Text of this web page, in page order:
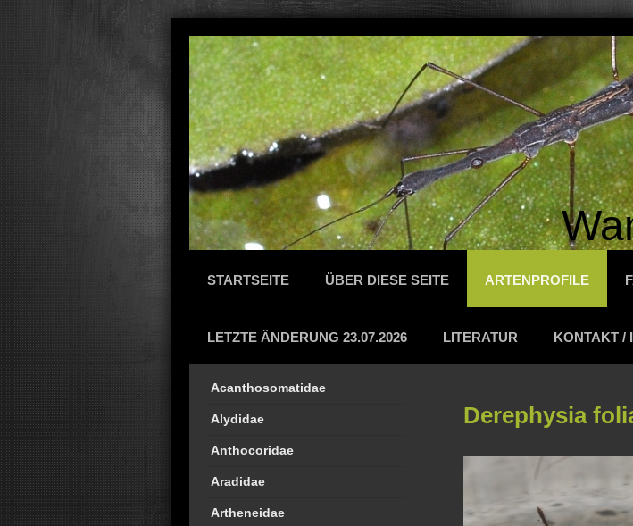
STARTSEITE ÜBER DIESE SEITE ARTENPROFILE
LETZTE ÄNDERUNG 23.07.2026 LITERATUR KONTAKT /
Derephysia
Acanthosomatidae
Alydidae
Anthocoridae
Aradidae
Artheneidae